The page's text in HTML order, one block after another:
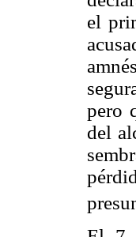
el
pero
del